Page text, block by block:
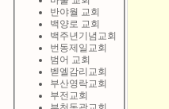
반야월 교회
백양로 교회
백주년기념교회
번동제일교회
범어 교회
벧엘감리교회
부산영락교회
부전교회